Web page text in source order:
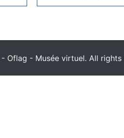
Oflag - Musée virtuel. All rights